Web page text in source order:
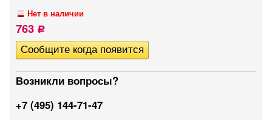
Нет в наличии
763 Р
Возникли вопросы?
+7 (495) 144-71-47